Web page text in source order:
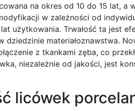
na okres od 10 do 15 lat, a
w zależności od
użytkowania. Trwałość ta jest
materiałoznawstwa.
z tkankami zęba, co
niezależnie od jakości, jest
licówek